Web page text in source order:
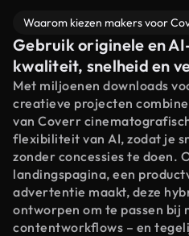
Waarom kiezen makers voor
Gebruik originele en
kwaliteit, snelheid en
Met miljoenen downloads
creatieve projecten
van Coverr
flexibiliteit van AI, zodat je
zonder concessies te doen.
landingspagina, een
advertentie maakt, deze
ontworpen om te passen bij
contentworkflows – en